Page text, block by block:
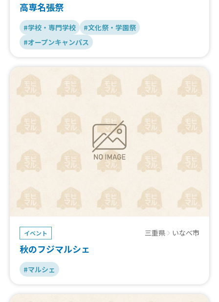
高専名張祭
#学校・専門学校
#文化祭・学園祭
#オープンキャンパス
イベント 三重県 いなべ市
秋のフジマルシェ
#マルシェ